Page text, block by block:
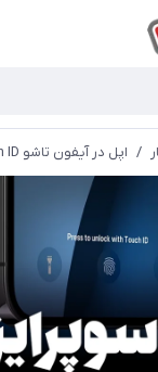
/ اپل در آیفون تاشو Touch ID را دوباره زنده می‌کند!